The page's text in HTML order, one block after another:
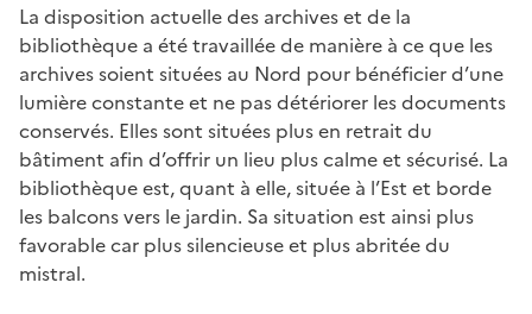
La disposition actuelle des archives et de la
bibliothèque a été travaillée de manière à ce que les
archives soient situées au Nord pour bénéficier d’une
lumière constante et ne pas détériorer les documents
conservés. Elles sont situées plus en retrait du
bâtiment afin d’offrir un lieu plus calme et sécurisé. La
bibliothèque est, quant à elle, située à l’Est et borde
les balcons vers le jardin. Sa situation est ainsi plus
favorable car plus silencieuse et plus abritée du
mistral.